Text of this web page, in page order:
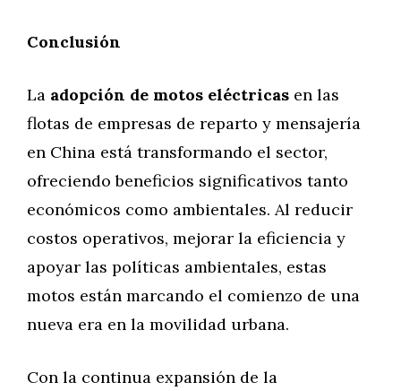
Conclusión
La adopción de motos eléctricas en las
flotas de empresas de reparto y mensajería
en China está transformando el sector,
ofreciendo beneficios significativos tanto
económicos como ambientales. Al reducir
costos operativos, mejorar la eficiencia y
apoyar las políticas ambientales, estas
motos están marcando el comienzo de una
nueva era en la movilidad urbana.
Con la continua expansión de la